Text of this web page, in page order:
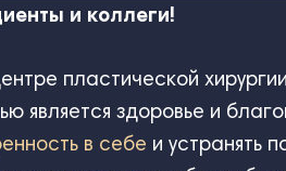
и коллеги!
пластической
является здоровье и
в себе и устранять